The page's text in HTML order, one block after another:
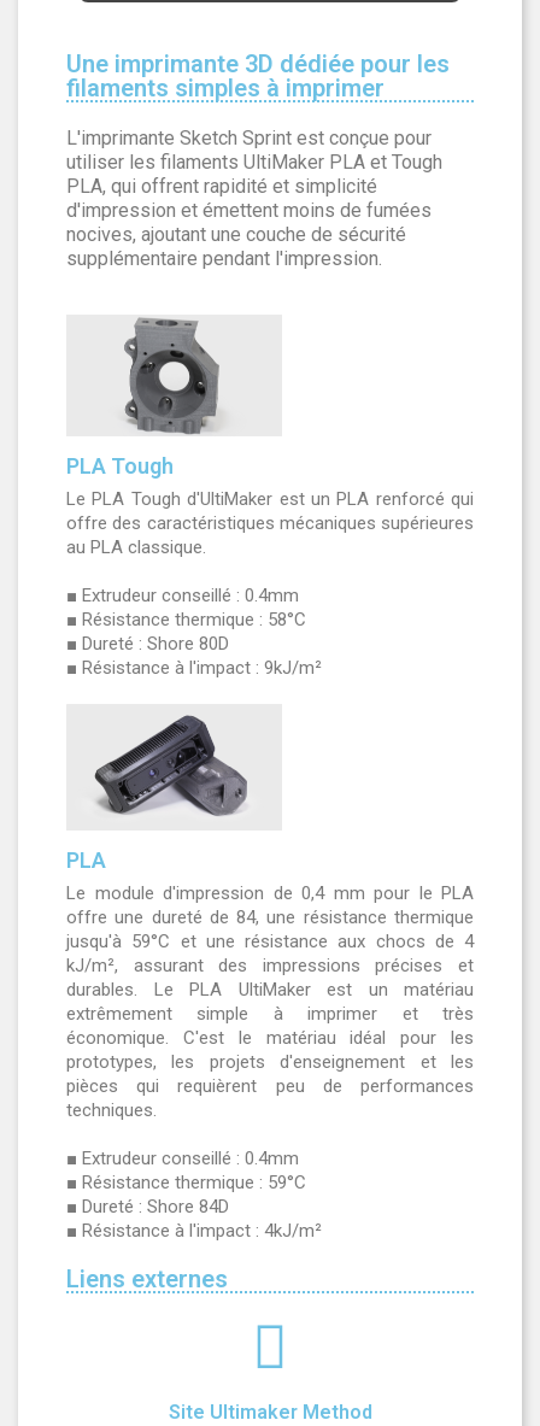
Une imprimante 3D dédiée pour les
filaments simples à imprimer
L'imprimante Sketch Sprint est conçue pour
utiliser les filaments UltiMaker PLA et Tough
PLA, qui offrent rapidité et simplicité
d'impression et émettent moins de fumées
nocives, ajoutant une couche de sécurité
supplémentaire pendant l'impression.
PLA Tough
Le PLA Tough d'UltiMaker est un PLA renforcé qui
offre des caractéristiques mécaniques supérieures
au PLA classique.
■ Extrudeur conseillé : 0.4mm
■ Résistance thermique : 58°C
■ Dureté : Shore 80D
■ Résistance à l'impact : 9kJ/m²
PLA
Le module d'impression de 0,4 mm pour le PLA
offre une dureté de 84, une résistance thermique
jusqu'à 59°C et une résistance aux chocs de 4
kJ/m², assurant des impressions précises et
durables. Le PLA UltiMaker est un matériau
extrêmement simple à imprimer et très
économique. C'est le matériau idéal pour les
prototypes, les projets d'enseignement et les
pièces qui requièrent peu de performances
techniques.
■ Extrudeur conseillé : 0.4mm
■ Résistance thermique : 59°C
■ Dureté : Shore 84D
■ Résistance à l'impact : 4kJ/m²
Liens externes
Site Ultimaker Method